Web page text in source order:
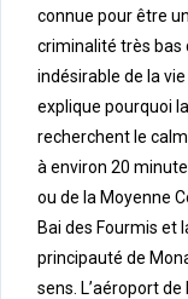
connue pour être
criminalité très
indésirable de la
explique pourquoi
recherchent le
à environ 20
ou de la Moyenne
Bai des Fourmis et
principauté de
sens. L’aéroport